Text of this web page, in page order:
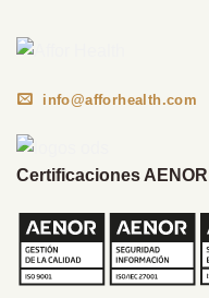
info@afforhealth.com
Certificaciones AENOR